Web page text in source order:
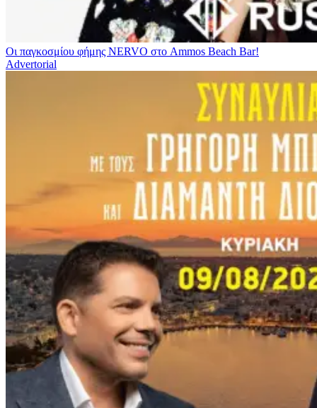
Οι παγκοσμίου φήμης NERVO στο Ammos Beach Bar!
Advertorial